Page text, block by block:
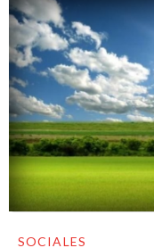
SOCIALES